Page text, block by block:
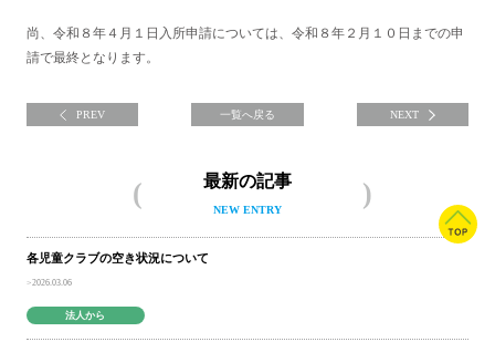
尚、令和８年４月１日入所申請については、令和８年２月１０日までの申
請で最終となります。
PREV 一覧へ戻る NEXT
最新の記事
NEW ENTRY
各児童クラブの空き状況について
2026.03.06
法人から